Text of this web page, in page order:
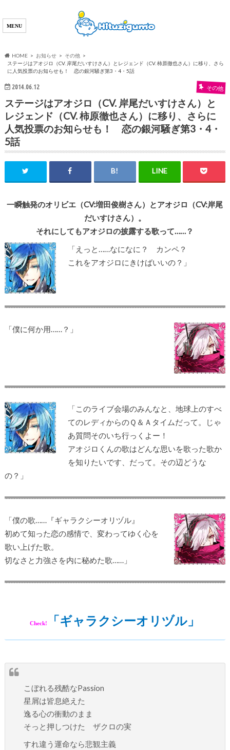
HOME お知らせ
その他
ステージはアオジロ（CV. 岸尾だいすけさん）とレジェンド（CV. 柿原徹也さん）に移り、さら
に人気投票のお知らせも！ 恋の銀河騒ぎ第3・4・5話
2014.06.12 その他
ステージはアオジロ（CV. 岸尾だいすけさん）と
レジェンド（CV. 柿原徹也さん）に移り、さらに
人気投票のお知らせも！ 恋の銀河騒ぎ第3・4・
5話
一瞬触発のオリビエ（CV:増田俊樹さん）とアオジロ（CV:岸尾
だいすけさん）。
それにしてもアオジロの披露する歌って……？
「えっと……なになに？ カンペ？
これをアオジロにきけばいいの？」
「僕に何か用……？」
「このライブ会場のみんなと、地球上のすべ
てのレディからのＱ＆Ａタイムだって。じゃ
あ質問そのいち行っくよー！
アオジロくんの歌はどんな思いを歌った歌か
を知りたいです、だって。その辺どうな
の？」
「僕の歌……『ギャラクシーオリヅル』
初めて知った恋の感情で、変わってゆく心を
歌い上げた歌。
切なさと力強さを内に秘めた歌……」
Check! 「ギャラクシーオリヅル」
こぼれる残酷なPassion
星屑は皆息絶えた
逸る心の衝動のまま
そっと押しつけた ザクロの実
すれ違う運命なら悲観主義